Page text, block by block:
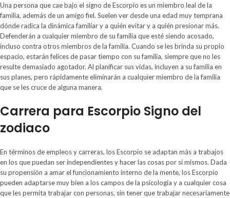
Una persona que cae bajo el signo de Escorpio es un miembro leal de la
familia, además de un amigo fiel. Suelen ver desde una edad muy temprana
dónde radica la dinámica familiar y a quién evitar y a quién presionar más.
Defenderán a cualquier miembro de su familia que esté siendo acosado,
incluso contra otros miembros de la familia. Cuando se les brinda su propio
espacio, estarán felices de pasar tiempo con su familia, siempre que no les
resulte demasiado agotador. Al planificar sus vidas, incluyen a su familia en
sus planes, pero rápidamente eliminarán a cualquier miembro de la familia
que se les cruce de alguna manera.
Carrera para Escorpio Signo del
zodiaco
En términos de empleos y carreras, los Escorpio se adaptan más a trabajos
en los que puedan ser independientes y hacer las cosas por sí mismos. Dada
su propensión a amar el funcionamiento interno de la mente, los Escorpio
pueden adaptarse muy bien a los campos de la psicología y a cualquier cosa
que les permita trabajar con personas, sin tener que trabajar necesariamente